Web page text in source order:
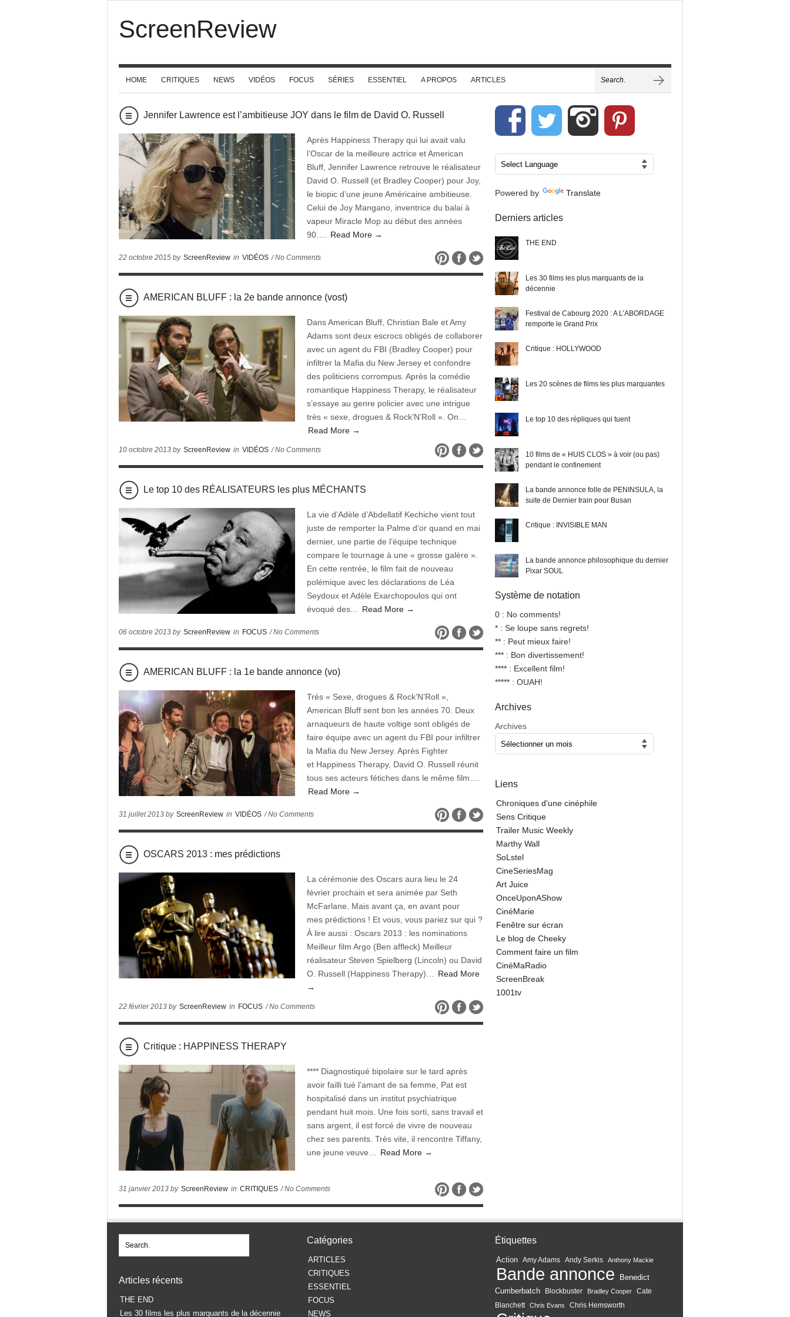
ScreenReview
HOME CRITIQUES NEWS VIDÉOS FOCUS SÉRIES ESSENTIEL A PROPOS ARTICLES
Jennifer Lawrence est l’ambitieuse JOY dans le film de David O. Russell
Après Happiness Therapy qui lui avait valu
l’Oscar de la meilleure actrice et American
Bluff, Jennifer Lawrence retrouve le réalisateur
David O. Russell (et Bradley Cooper) pour Joy,
le biopic d’une jeune Américaine ambitieuse.
Celui de Joy Mangano, inventrice du balai à
vapeur Miracle Mop au début des années
90….
Read More →
22 octobre 2015 by ScreenReview in VIDÉOS / No Comments
AMERICAN BLUFF : la 2e bande annonce (vost)
Dans American Bluff, Christian Bale et Amy
Adams sont deux escrocs obligés de collaborer
avec un agent du FBI (Bradley Cooper) pour
infiltrer la Mafia du New Jersey et confondre
des politiciens corrompus. Après la comédie
romantique Happiness Therapy, le réalisateur
s’essaye au genre policier avec une intrigue
très « sexe, drogues & Rock’N’Roll ». On…
Read More →
10 octobre 2013 by ScreenReview in VIDÉOS / No Comments
Le top 10 des RÉALISATEURS les plus MÉCHANTS
La vie d’Adèle d’Abdellatif Kechiche vient tout
juste de remporter la Palme d’or quand en mai
dernier, une partie de l’équipe technique
compare le tournage à une « grosse galère ».
En cette rentrée, le film fait de nouveau
polémique avec les déclarations de Léa
Seydoux et Adèle Exarchopoulos qui ont
évoqué des…
Read More →
06 octobre 2013 by ScreenReview in FOCUS / No Comments
AMERICAN BLUFF : la 1e bande annonce (vo)
Très « Sexe, drogues & Rock’N’Roll »,
American Bluff sent bon les années 70. Deux
arnaqueurs de haute voltige sont obligés de
faire équipe avec un agent du FBI pour infiltrer
la Mafia du New Jersey. Après Fighter
et Happiness Therapy, David O. Russell réunit
tous ses acteurs fétiches dans le même film….
Read More →
31 juillet 2013 by ScreenReview in VIDÉOS / No Comments
OSCARS 2013 : mes prédictions
La cérémonie des Oscars aura lieu le 24
février prochain et sera animée par Seth
McFarlane. Mais avant ça, en avant pour
mes prédictions ! Et vous, vous pariez sur qui ?
À lire aussi : Oscars 2013 : les nominations
Meilleur film Argo (Ben affleck) Meilleur
réalisateur Steven Spielberg (Lincoln) ou David
O. Russell (Happiness Therapy)…
Read More
→
22 février 2013 by ScreenReview in FOCUS / No Comments
Critique : HAPPINESS THERAPY
**** Diagnostiqué bipolaire sur le tard après
avoir failli tué l’amant de sa femme, Pat est
hospitalisé dans un institut psychiatrique
pendant huit mois. Une fois sorti, sans travail et
sans argent, il est forcé de vivre de nouveau
chez ses parents. Très vite, il rencontre Tiffany,
une jeune veuve…
Read More →
31 janvier 2013 by ScreenReview in CRITIQUES / No Comments
Powered by Translate
Derniers articles
THE END
Les 30 films les plus marquants de la
décennie
Festival de Cabourg 2020 : A L’ABORDAGE
remporte le Grand Prix
Critique : HOLLYWOOD
Les 20 scènes de films les plus marquantes
Le top 10 des répliques qui tuent
10 films de « HUIS CLOS » à voir (ou pas)
pendant le confinement
La bande annonce folle de PENINSULA, la
suite de Dernier train pour Busan
Critique : INVISIBLE MAN
La bande annonce philosophique du dernier
Pixar SOUL
Système de notation
0 : No comments!
* : Se loupe sans regrets!
** : Peut mieux faire!
*** : Bon divertissement!
**** : Excellent film!
***** : OUAH!
Archives
Archives
Liens
Chroniques d'une cinéphile
Sens Critique
Trailer Music Weekly
Marthy Wall
SoLstel
CineSeriesMag
Art Juice
OnceUponAShow
CinéMarie
Fenêtre sur écran
Le blog de Cheeky
Comment faire un film
CinéMaRadio
ScreenBreak
1001tv
Articles récents
THE END
Les 30 films les plus marquants de la décennie
Catégories
ARTICLES
CRITIQUES
ESSENTIEL
FOCUS
NEWS
Étiquettes
Action Amy Adams Andy Serkis Anthony Mackie
Bande annonce
Benedict
Cumberbatch
Blockbuster Bradley Cooper
Cate
Blanchett
Chris Evans Chris Hemsworth